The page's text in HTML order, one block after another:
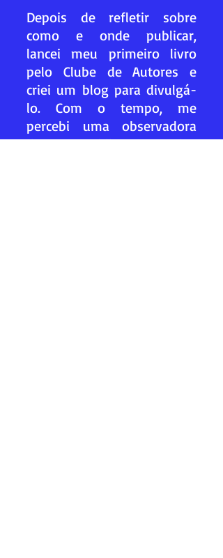
Depois de refletir sobre
como e onde publicar,
lancei meu primeiro livro
pelo Clube de Autores e
criei um blog para divulgá-
lo. Com o tempo, me
percebi uma observadora
do cotidiano, dos